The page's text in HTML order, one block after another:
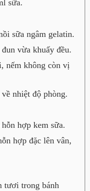
sữa.
sữa ngâm gelatin.
vừa khuấy đều.
nếm không còn vị
nhiệt độ phòng.
hợp kem sữa.
hợp đặc lên vân,
tươi trong bánh